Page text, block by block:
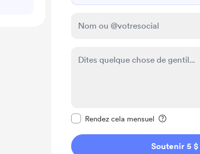
Rendez cela mensuel
Soutenir 5 $